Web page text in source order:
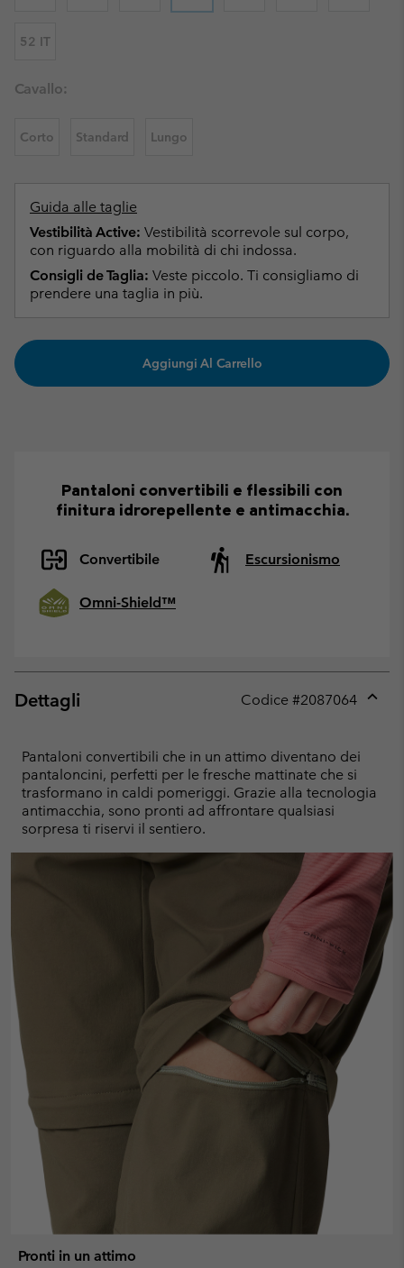
52 IT
Cavallo:
Corto Standard Lungo
Guida alle taglie
Vestibilità Active: Vestibilità scorrevole sul corpo,
con riguardo alla mobilità di chi indossa.
Consigli de Taglia: Veste piccolo. Ti consigliamo di
prendere una taglia in più.
Aggiungi Al Carrello
Pantaloni convertibili e flessibili con
finitura idrorepellente e antimacchia.
Convertibile Escursionismo
Omni-Shield™
Dettagli Codice #2087064
Pantaloni convertibili che in un attimo diventano dei
pantaloncini, perfetti per le fresche mattinate che si
trasformano in caldi pomeriggi. Grazie alla tecnologia
antimacchia, sono pronti ad affrontare qualsiasi
sorpresa ti riservi il sentiero.
Pronti in un attimo